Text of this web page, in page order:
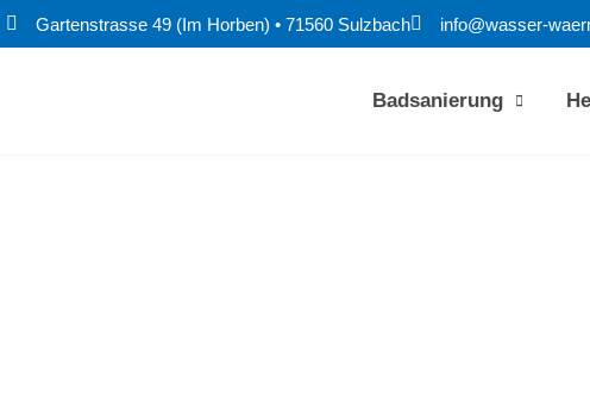
Gartenstrasse 49 (Im Horben) • 71560 Sulzbach info@wasser-
Badsanierung